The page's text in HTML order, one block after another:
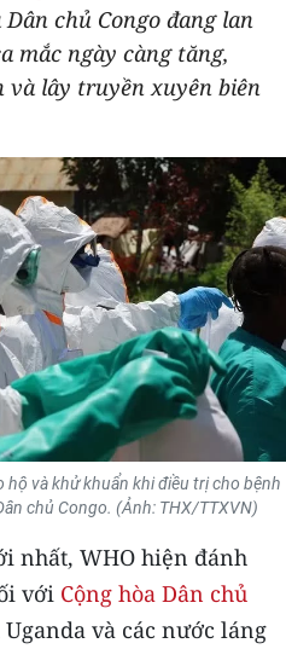
chủ Congo đang lan
mắc ngày càng tăng,
lây truyền xuyên biên
và khử khuẩn khi điều trị cho bệnh
chủ Congo. (Ảnh: THX/TTXVN)
nhất, WHO hiện đánh
với Cộng hòa Dân chủ
và các nước láng